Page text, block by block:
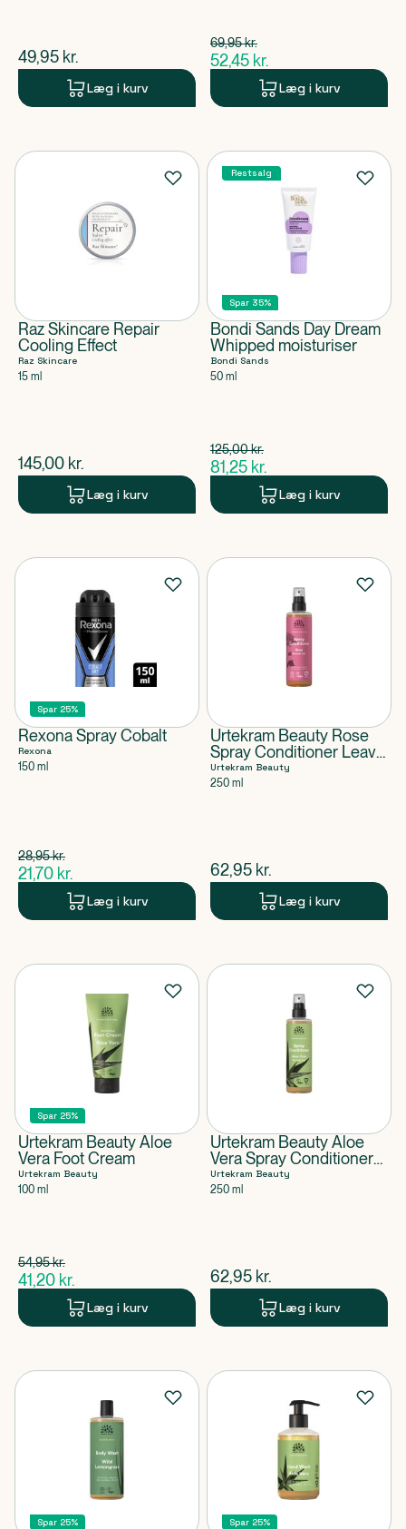
$nuværende pris
49,95 kr.
Læg i kurv
$gammel pris
69,95kr.
Spar 17,50 kr.
$nuværende pris
52,45 kr.
Læg i kurv
Raz Skincare Repair
Cooling Effect
Raz Skincare
15 ml
$nuværende pris
145,00 kr.
Læg i kurv
Restsalg
Spar 35%
Bondi Sands Day Dream
Whipped moisturiser
Bondi Sands
50 ml
$gammel pris
125,00kr.
Spar 43,75 kr.
$nuværende pris
81,25 kr.
Læg i kurv
Spar 25%
Rexona Spray Cobalt
Rexona
150 ml
$gammel pris
28,95kr.
Spar 7,25 kr.
$nuværende pris
21,70 kr.
Læg i kurv
Urtekram Beauty Rose
Spray Conditioner Leave
In Organic
Urtekram Beauty
250 ml
$nuværende pris
62,95 kr.
Læg i kurv
Spar 25%
Urtekram Beauty Aloe
Vera Foot Cream
Urtekram Beauty
100 ml
$gammel pris
54,95kr.
Spar 13,75 kr.
$nuværende pris
41,20 kr.
Læg i kurv
Urtekram Beauty Aloe
Vera Spray Conditioner
Leave In
Urtekram Beauty
250 ml
$nuværende pris
62,95 kr.
Læg i kurv
Spar 25% Spar 25%